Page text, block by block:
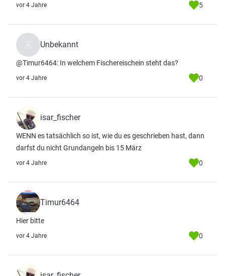
vor 4 Jahre 5
Unbekannt
@Timur6464: In welchem Fischereischein steht das?
vor 4 Jahre 0
isar_fischer
WENN es tatsächlich so ist, wie du es geschrieben hast, dann
darfst du nicht Grundangeln bis 15 März
vor 4 Jahre 0
Timur6464
Hier bitte
vor 4 Jahre 0